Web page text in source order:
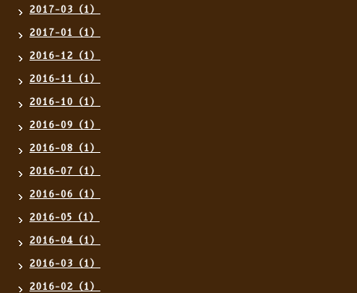
2017-03（1）
2017-01（1）
2016-12（1）
2016-11（1）
2016-10（1）
2016-09（1）
2016-08（1）
2016-07（1）
2016-06（1）
2016-05（1）
2016-04（1）
2016-03（1）
2016-02（1）